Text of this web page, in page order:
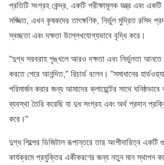
প্রতিটি সংগ্রহ কেন্দ্র, একটি পরীক্ষামূলক যন্ত্র এবং
সজ্জিত, এখন কৃষকদের তাৎক্ষণিক, নির্ভুল মুদ্রিত রসিদ
স্বচ্ছতা এবং দক্ষতা উল্লেখযোগ্যভাবে বৃদ্ধি করে।
"দুগ্ধ সরবরাহ শৃঙ্খলে আরও দক্ষতা এবং নির্ভুলতা আনতে
করতে পেরে আনন্দিত," রিচার্ড বলেন। "সমাধানের
পরিমার্জন করার জন্য আমাদের ক্লায়েন্টের সাথে
ব্যবস্থা তৈরি করেছি যা দুধ সংগ্রহ এবং অর্থ প্রদান
করে।"
দুগ্ধ শিল্পের ডিজিটাল রূপান্তরে তার অংশীদারিত্ব একটি
কার্যক্রমে প্রযুক্তির একীকরণের জন্য নতুন মান স্থাপন